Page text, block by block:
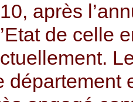
après
de celle
département